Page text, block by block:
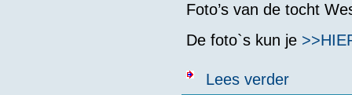
Foto’s van de tocht
De foto`s kun je
Lees verderover Foto’s